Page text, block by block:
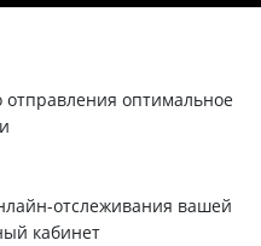
оптимальное
отслеживания вашей
кабинет